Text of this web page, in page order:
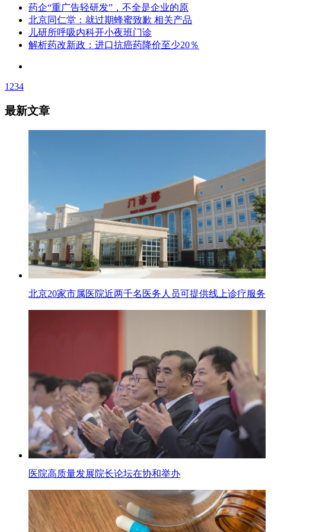
药企“重广告轻研发”，不全是企业的原
北京同仁堂：就过期蜂蜜致歉 相关产品
儿研所呼吸内科开小夜班门诊
解析药改新政：进口抗癌药降价至少20％
1 234
最新文章
北京20家市属医院近两千名医务人员可提供线上诊疗服务
医院高质量发展院长论坛在协和举办